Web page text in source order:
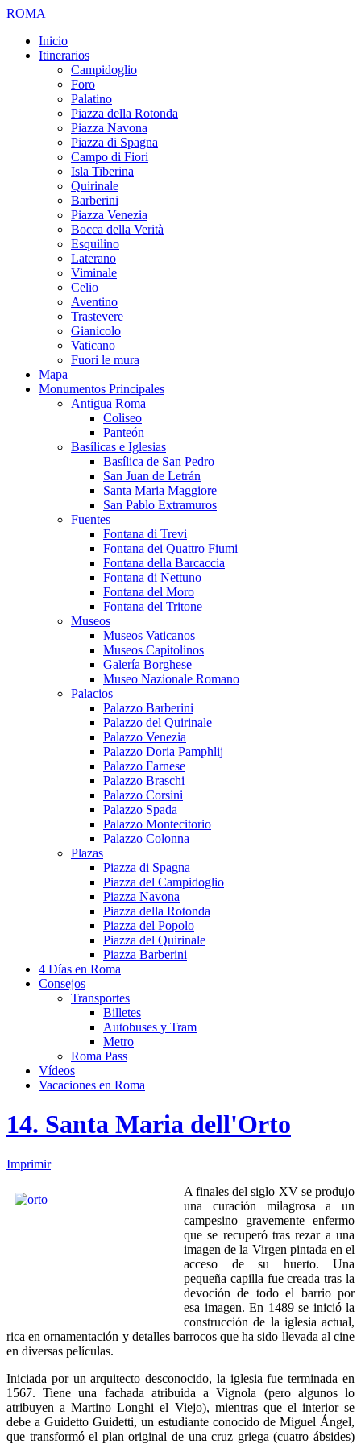
ROMA
Inicio
Itinerarios
Campidoglio
Foro
Palatino
Piazza della Rotonda
Piazza Navona
Piazza di Spagna
Campo di Fiori
Isla Tiberina
Quirinale
Barberini
Piazza Venezia
Bocca della Verità
Esquilino
Laterano
Viminale
Celio
Aventino
Trastevere
Gianicolo
Vaticano
Fuori le mura
Mapa
Monumentos Principales
Antigua Roma
Coliseo
Panteón
Basílicas e Iglesias
Basílica de San Pedro
San Juan de Letrán
Santa Maria Maggiore
San Pablo Extramuros
Fuentes
Fontana di Trevi
Fontana dei Quattro Fiumi
Fontana della Barcaccia
Fontana di Nettuno
Fontana del Moro
Fontana del Tritone
Museos
Museos Vaticanos
Museos Capitolinos
Galería Borghese
Museo Nazionale Romano
Palacios
Palazzo Barberini
Palazzo del Quirinale
Palazzo Venezia
Palazzo Doria Pamphlij
Palazzo Farnese
Palazzo Braschi
Palazzo Corsini
Palazzo Spada
Palazzo Montecitorio
Palazzo Colonna
Plazas
Piazza di Spagna
Piazza del Campidoglio
Piazza Navona
Piazza della Rotonda
Piazza del Popolo
Piazza del Quirinale
Piazza Barberini
4 Días en Roma
Consejos
Transportes
Billetes
Autobuses y Tram
Metro
Roma Pass
Vídeos
Vacaciones en Roma
14. Santa Maria dell'Orto
Imprimir
A finales del siglo XV se produjo
una curación milagrosa a un
campesino gravemente enfermo
que se recuperó tras rezar a una
imagen de la Virgen pintada en el
acceso de su huerto. Una
pequeña capilla fue creada tras la
devoción de todo el barrio por
esa imagen. En 1489 se inició la
construcción de la iglesia actual,
rica en ornamentación y detalles barrocos que ha sido llevada al cine
en diversas películas.
Iniciada por un arquitecto desconocido, la iglesia fue terminada en
1567. Tiene una fachada atribuida a Vignola (pero algunos lo
atribuyen a Martino Longhi el Viejo), mientras que el interior se
debe a Guidetto Guidetti, un estudiante conocido de Miguel Ángel,
que transformó el plan original de una cruz griega (cuatro ábsides)